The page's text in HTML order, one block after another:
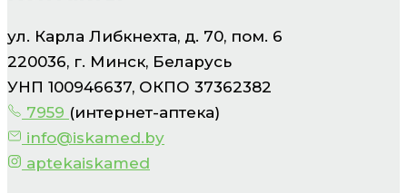
ул. Карла Либкнехта, д. 70, пом. 6
220036, г. Минск, Беларусь
УНП 100946637, ОКПО 37362382
7959 (интернет-аптека)
info@iskamed.by
aptekaiskamed